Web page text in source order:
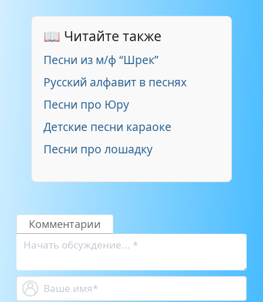
📖 Читайте также
Песни из м/ф “Шрек”
Русский алфавит в песнях
Песни про Юру
Детские песни караоке
Песни про лошадку
Комментарии